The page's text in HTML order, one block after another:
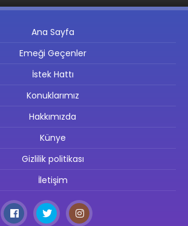
Ana Sayfa
Emeği Geçenler
İstek Hattı
Konuklarımız
Hakkımızda
Künye
Gizlilik politikası
İletişim